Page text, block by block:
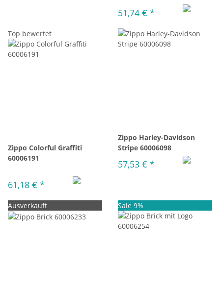
51,74 € *
Top bewertet
Zippo Colorful Graffiti
60006191
61,18 € *
Zippo Harley-Davidson
Stripe 60006098
57,53 € *
Ausverkauft Sale 9%